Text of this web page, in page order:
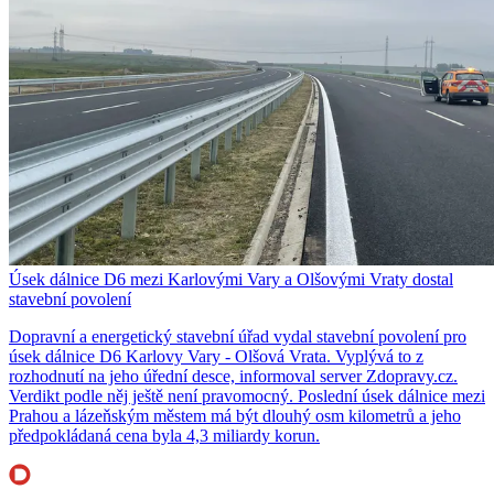
Úsek dálnice D6 mezi Karlovými Vary a Olšovými Vraty dostal
stavební povolení
Dopravní a energetický stavební úřad vydal stavební povolení pro
úsek dálnice D6 Karlovy Vary - Olšová Vrata. Vyplývá to z
rozhodnutí na jeho úřední desce, informoval server Zdopravy.cz.
Verdikt podle něj ještě není pravomocný. Poslední úsek dálnice mezi
Prahou a lázeňským městem má být dlouhý osm kilometrů a jeho
předpokládaná cena byla 4,3 miliardy korun.